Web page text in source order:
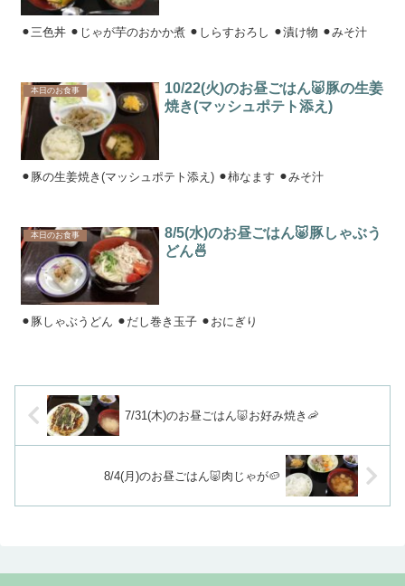
⚫︎三色丼 ⚫︎じゃが芋のおかか煮 ⚫︎しらすおろし ⚫︎漬け物 ⚫︎みそ汁
本日のお食事
10/22(火)のお昼ごはん🐷豚の生姜
焼き(マッシュポテト添え)
⚫︎豚の生姜焼き(マッシュポテト添え) ⚫︎柿なます ⚫︎みそ汁
本日のお食事
8/5(水)のお昼ごはん🐷豚しゃぶう
どん🍜
⚫︎豚しゃぶうどん ⚫︎だし巻き玉子 ⚫︎おにぎり
7/31(木)のお昼ごはん🐷お好み焼き🦐
8/4(月)のお昼ごはん🐷肉じゃが🥔